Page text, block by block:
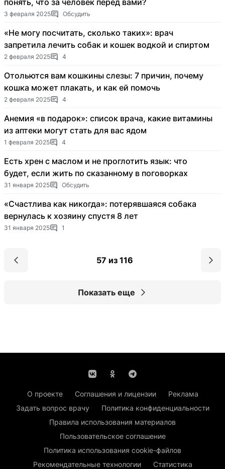
понять, что за человек перед вами?
3 февраля 2025 Обсудить
«Не могу посчитать, сколько таких»: врач
запретила лечить собак и кошек водкой и спиртом
2 февраля 2025 4
Отольются вам кошкины слезы: 7 причин, почему
кошка может плакать, и как ей помочь
2 февраля 2025 4
Анемия «в подарок»: список врача, какие витамины
из аптеки могут стать для вас ядом
1 февраля 2025 4
Есть хрен с маслом и не проглотить язык: что
будет, если жить по сказанному в поговорках
31 января 2025 Обсудить
«Счастлива как никогда»: потерявшаяся собака
вернулась к хозяину спустя 8 лет
31 января 2025 1
57 из 116
Показать еще
О проекте Соглашения и лицензии
Реклама
Задать вопрос врачу
Политика конфиденциальности
Правила использования материалов
Пользовательское соглашение
Политика использования cookie-файлов
Рекомендательные технологии
Статистика